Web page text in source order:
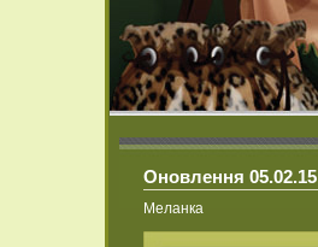
Оновлення 05.02.15
Меланка